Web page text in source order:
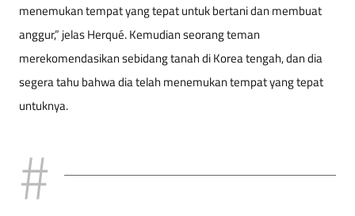
menemukan tempat yang tepat untuk bertani dan membuat
anggur,” jelas Herqué. Kemudian seorang teman
merekomendasikan sebidang tanah di Korea tengah, dan dia
segera tahu bahwa dia telah menemukan tempat yang tepat
untuknya.